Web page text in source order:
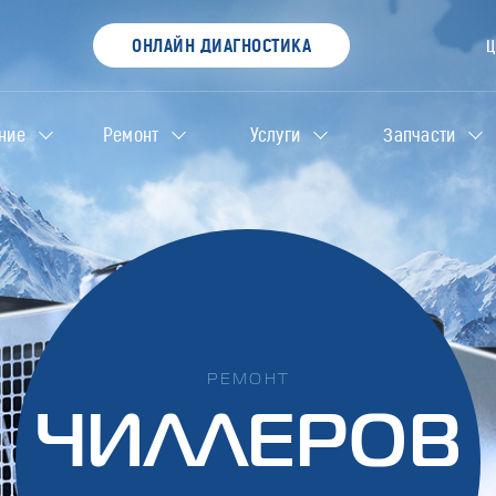
РЕМОНТ
ЧИЛЛЕРОВ
Ремонт Услуги Запчасти
ОНЛАЙН ДИАГНОСТИКА